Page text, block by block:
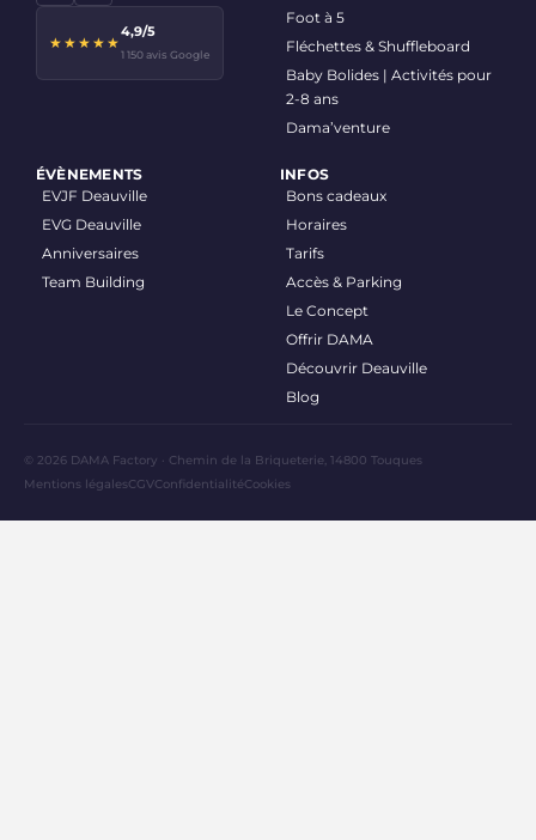
★★★★★
4,9/5
1 150 avis Google
Foot à 5
Fléchettes & Shuffleboard
Baby Bolides | Activités pour
2-8 ans
Dama’venture
ÉVÈNEMENTS
EVJF Deauville
EVG Deauville
Anniversaires
Team Building
INFOS
Bons cadeaux
Horaires
Tarifs
Accès & Parking
Le Concept
Offrir DAMA
Découvrir Deauville
Blog
© 2026 DAMA Factory · Chemin de la Briqueterie, 14800 Touques
Mentions légalesCGVConfidentialitéCookies